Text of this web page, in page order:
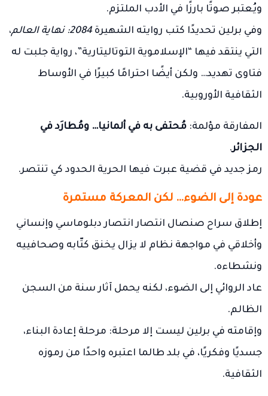
ويُعتبر صوتًا بارزًا في الأدب الملتزم.
وفي برلين تحديدًا كتب روايته الشهيرة2084: نهاية العالم
،
التي ينتقد فيها “الإسلاموية التوتاليتارية”، رواية جلبت له
فتاوى تهديد… ولكن أيضًا احترامًا كبيرًا في الأوساط
الثقافية الأوروبية.
المفارقة مؤلمة: مُحتفى به في ألمانيا… ومُطارَد في
الجزائر.
رمز جديد في قضية عبرت فيها الحرية الحدود كي تنتصر.
عودة إلى الضوء… لكن المعركة مستمرة
إطلاق سراح صنصال انتصار انتصار دبلوماسي وإنساني
وأخلاقي في مواجهة نظام لا يزال يخنق كتّابه وصحافييه
ونشطاءه.
عاد الروائي إلى الضوء، لكنه يحمل آثار سنة من السجن
الظالم.
وإقامته في برلين ليست إلا مرحلة: مرحلة إعادة البناء،
جسديًا وفكريًا، في بلد طالما اعتبره واحدًا من رموزه
الثقافية.